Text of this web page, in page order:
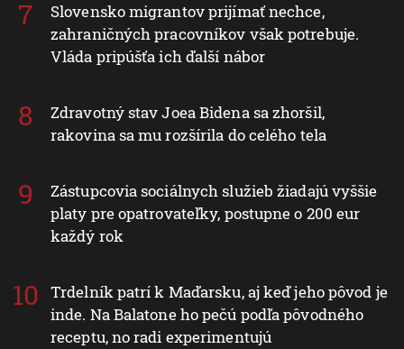
Slovensko migrantov prijímať nechce,
zahraničných pracovníkov však potrebuje.
Vláda pripúšťa ich ďalší nábor
Zdravotný stav Joea Bidena sa zhoršil,
rakovina sa mu rozšírila do celého tela
Zástupcovia sociálnych služieb žiadajú vyššie
platy pre opatrovateľky, postupne o 200 eur
každý rok
Trdelník patrí k Maďarsku, aj keď jeho pôvod je
inde. Na Balatone ho pečú podľa pôvodného
receptu, no radi experimentujú